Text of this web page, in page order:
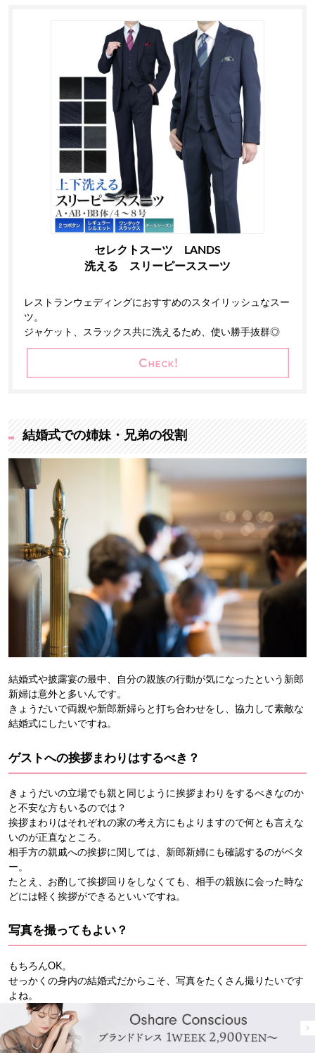
セレクトスーツ LANDS
洗える スリーピーススーツ
レストランウェディングにおすすめのスタイリッシュなスー
ツ。
ジャケット、スラックス共に洗えるため、使い勝手抜群◎
結婚式での姉妹・兄弟の役割
結婚式や披露宴の最中、自分の親族の行動が気になったという新郎
新婦は意外と多いんです。
きょうだいで両親や新郎新婦らと打ち合わせをし、協力して素敵な
結婚式にしたいですね。
ゲストへの挨拶まわりはするべき？
きょうだいの立場でも親と同じように挨拶まわりをするべきなのか
と不安な方もいるのでは？
挨拶まわりはそれぞれの家の考え方にもよりますので何とも言えな
いのが正直なところ。
相手方の親戚への挨拶に関しては、新郎新婦にも確認するのがベタ
ー。
たとえ、お酌して挨拶回りをしなくても、相手の親族に会った時な
どには軽く挨拶ができるといいですね。
写真を撮ってもよい？
もちろんOK。
せっかくの身内の結婚式だからこそ、写真をたくさん撮りたいです
よね。
プロのカメラマンさんもいるとは思いますが、リラックスした表情
が撮れるのは身内だけ。
親族しか入ることのできない控室での様子を写真や映像に残せるの